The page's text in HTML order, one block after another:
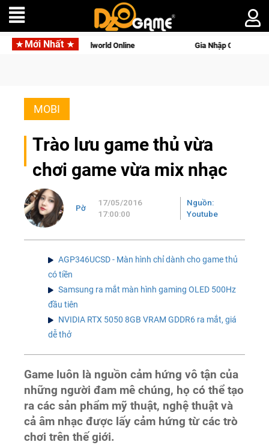
Mới Nhất
gọi Palworld Online Gia Nhập Closed Beta Norse Saga:
MOBI
Trào lưu game thủ vừa
chơi game vừa mix nhạc
Pờ
17/05/2016
17:00:00
Nguồn:
Youtube
AGP346UCSD - Màn hình chỉ dành cho game thủ
có tiền
Samsung ra mắt màn hình gaming OLED 500Hz
đầu tiên
NVIDIA RTX 5050 8GB VRAM GDDR6 ra mắt, giá
dễ thở
Game luôn là nguồn cảm hứng vô tận của
những người đam mê chúng, họ có thể tạo
ra các sản phẩm mỹ thuật, nghệ thuật và
cả âm nhạc được lấy cảm hứng từ các trò
chơi trên thế giới.